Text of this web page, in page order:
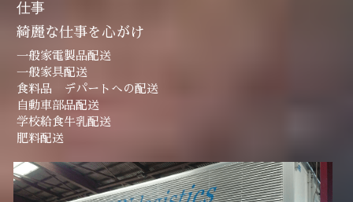
仕事
綺麗な仕事を心がけ
一般家電製品配送
一般家具配送
食料品　デパートへの配送
自動車部品配送
学校給食牛乳配送
肥料配送